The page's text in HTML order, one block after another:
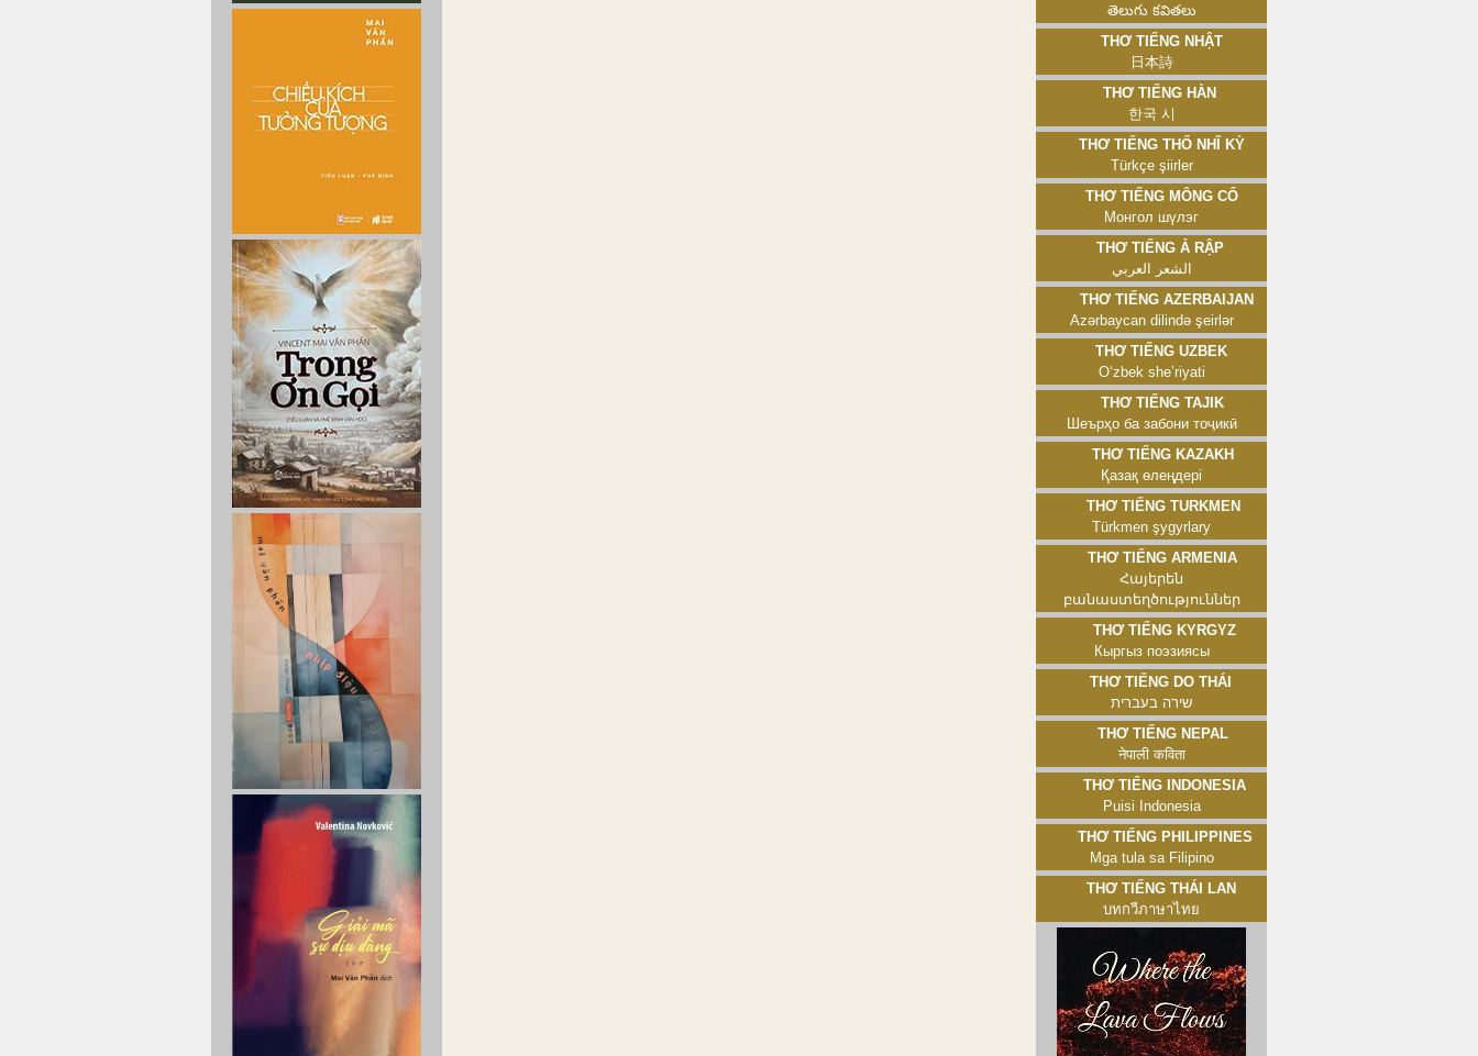
తెలుగు కవితలు
Thơ tiếng Nhật
日本詩
Thơ tiếng Hàn
한국 시
Thơ tiếng Thổ Nhĩ Kỳ
Türkçe şiirler
Thơ tiếng Mông Cổ
Монгол шүлэг
Thơ tiếng Ả Rập
الشعر العربي
Thơ tiếng Azerbaijan
Azərbaycan dilində şeirlər
Thơ tiếng Uzbek
Oʻzbek sheʼriyati
Thơ tiếng Tajik
Шеърҳо ба забони тоҷикӣ
Thơ tiếng Kazakh
Қазақ өлеңдері
Thơ tiếng Turkmen
Türkmen şygyrlary
Thơ tiếng Armenia
Հայերեն
բանաստեղծություններ
Thơ tiếng Kyrgyz
Кыргыз поэзиясы
Thơ tiếng Do Thái
שירה בעברית
Thơ tiếng Nepal
नेपाली कविता
Thơ tiếng Indonesia
Puisi Indonesia
Thơ tiếng Philippines
Mga tula sa Filipino
Thơ tiếng Thái Lan
บทกวีภาษาไทย